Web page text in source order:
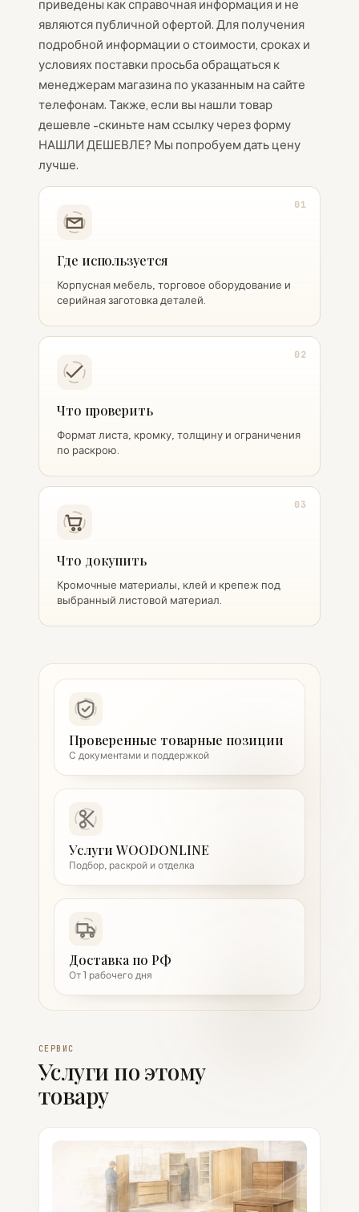
приведены как справочная информация и не
являются публичной офертой. Для получения
подробной информации о стоимости, сроках и
условиях поставки просьба обращаться к
менеджерам магазина по указанным на сайте
телефонам. Также, если вы нашли товар
дешевле -скиньте нам ссылку через форму
НАШЛИ ДЕШЕВЛЕ? Мы попробуем дать цену
лучше.
01
Где используется
Корпусная мебель, торговое оборудование и
серийная заготовка деталей.
02
Что проверить
Формат листа, кромку, толщину и ограничения
по раскрою.
03
Что докупить
Кромочные материалы, клей и крепеж под
выбранный листовой материал.
Проверенные товарные позиции
С документами и поддержкой
Услуги WOODONLINE
Подбор, раскрой и отделка
Доставка по РФ
От 1 рабочего дня
СЕРВИС
Услуги по этому
товару